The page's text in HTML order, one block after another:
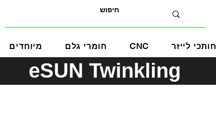
מיוחדים חומרי גלם CNC חותכי לייזר
eSUN Twinkling